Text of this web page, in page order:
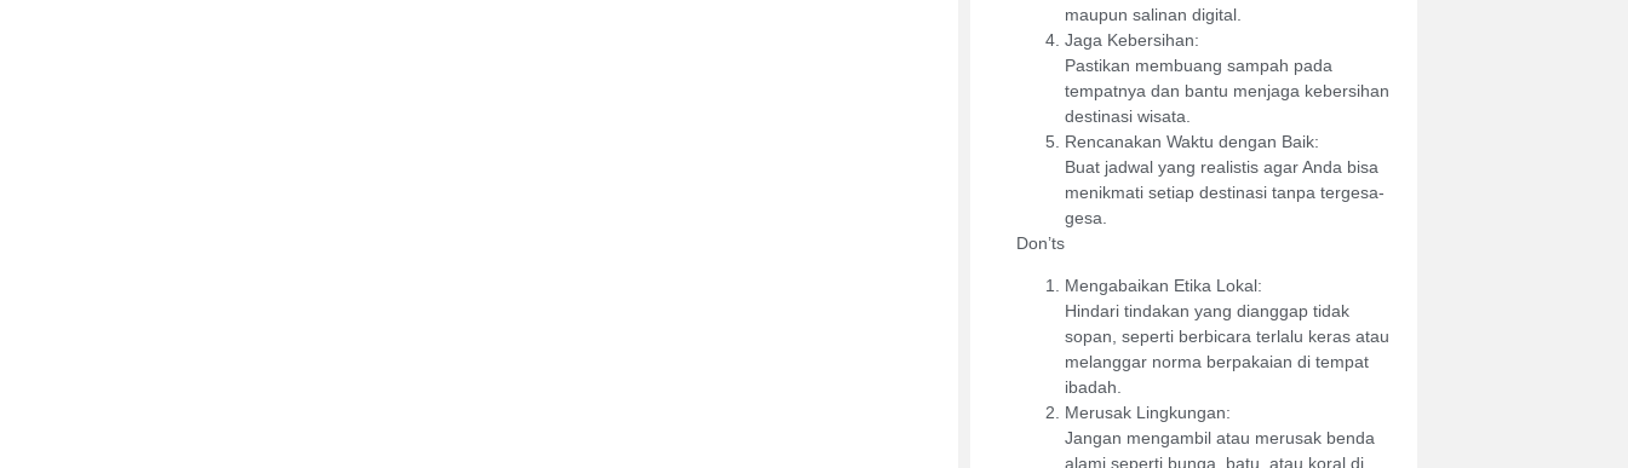
maupun salinan digital.
Jaga Kebersihan:
Pastikan membuang sampah pada
tempatnya dan bantu menjaga kebersihan
destinasi wisata.
Rencanakan Waktu dengan Baik:
Buat jadwal yang realistis agar Anda bisa
menikmati setiap destinasi tanpa tergesa-
gesa.
Don’ts
Mengabaikan Etika Lokal:
Hindari tindakan yang dianggap tidak
sopan, seperti berbicara terlalu keras atau
melanggar norma berpakaian di tempat
ibadah.
Merusak Lingkungan:
Jangan mengambil atau merusak benda
alami seperti bunga, batu, atau koral di